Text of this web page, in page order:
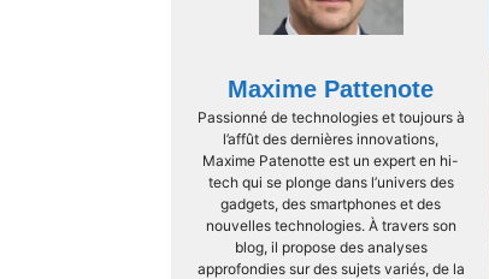
Maxime Pattenote
Passionné de technologies et toujours à
l’affût des dernières innovations,
Maxime Patenotte est un expert en hi-
tech qui se plonge dans l’univers des
gadgets, des smartphones et des
nouvelles technologies. À travers son
blog, il propose des analyses
approfondies sur des sujets variés, de la